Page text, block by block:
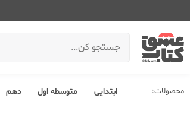
محصولات: ابتدایی متوسطه اول دهم